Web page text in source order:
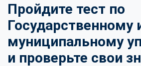
Пройдите тест по
Государственному
муниципальному
и проверьте свои